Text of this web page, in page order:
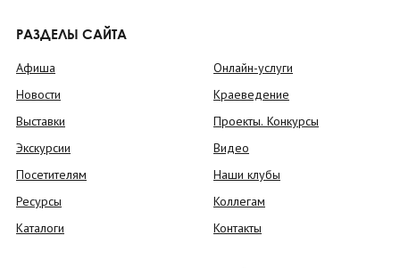
РАЗДЕЛЫ САЙТА
Афиша
Новости
Выставки
Экскурсии
Посетителям
Ресурсы
Каталоги
Онлайн-услуги
Краеведение
Проекты. Конкурсы
Видео
Наши клубы
Коллегам
Контакты